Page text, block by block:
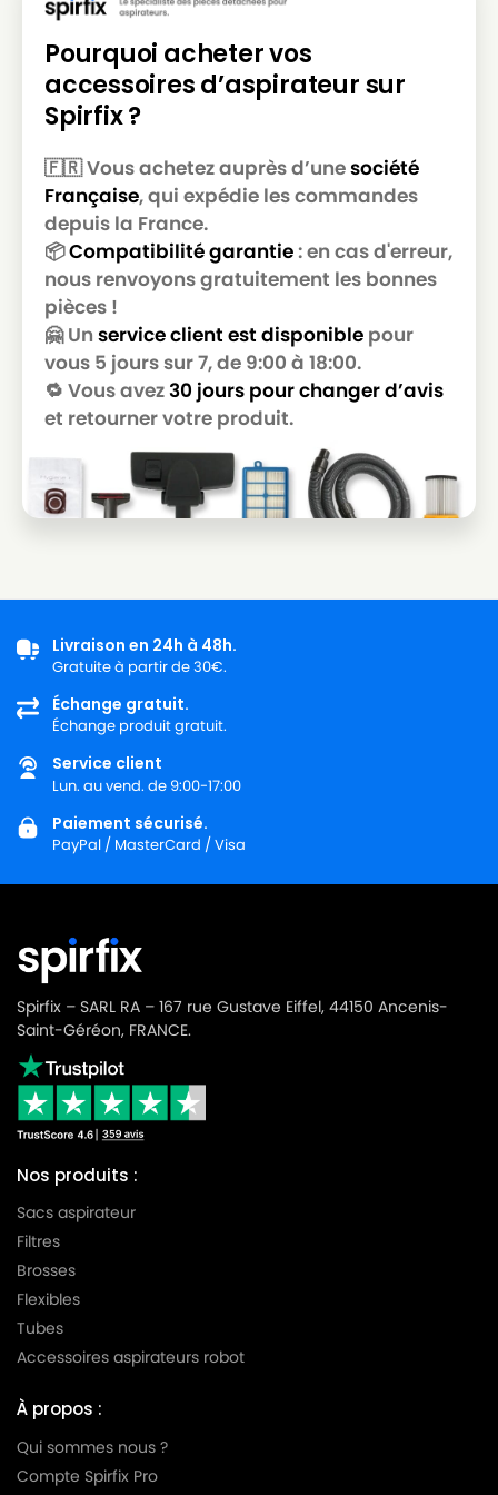
PHILIPS
PHILIPS CITY LINE - FC8438
PHILIPS
PHILIPS CITY LINE - FC8439
PHILIPS
PHILIPS CITY LINE - FC8440
PHILIPS
PHILIPS CITY LINE - FC8441
PHILIPS
PHILIPS CITY LINE - FC8442
PHILIPS
PHILIPS CITY LINE - FC8443
PHILIPS
PHILIPS CITY LINE - FC8444
PHILIPS
PHILIPS CITY LINE - FC8445
PHILIPS
PHILIPS CITY LINE - FC8446
PHILIPS
PHILIPS CITY LINE - FC8447
PHILIPS
PHILIPS CITY LINE - FC8448
PHILIPS
PHILIPS CITY LINE - FC8449
PHILIPS
PHILIPS CITY LINE - HR8370
PHILIPS
PHILIPS CITY LINE - HR8371
PHILIPS
PHILIPS CITY LINE - HR8372
PHILIPS
PHILIPS CITY LINE - HR8373
PHILIPS
PHILIPS CITY LINE - HR8375
PHILIPS
PHILIPS CITY LINE - HR8376
PHILIPS
PHILIPS CITY LINE - HR8378
PHILIPS
PHILIPS CITYLINE VENICE
PHILIPS
PHILIPS
PHILIPS COMPACT GO
PHILIPS
PHILIPS COMPACT GO HARD FLOORS
PHILIPS
PHILIPS EASYLIFE
PHILIPS
PHILIPS
PHILIPS
PHILIPS
PHILIPS EXPRESSION - FC8603
PHILIPS
PHILIPS
PHILIPS EXPRESSION - FC8606
Pourquoi acheter vos
accessoires d’aspirateur sur
Spirfix ?
🇫🇷 Vous achetez auprès d’unesociété
Française, qui expédie les commandes
depuis la France.
📦Compatibilité garantie: en cas d'erreur,
nous renvoyons gratuitement les bonnes
pièces !
🤗 Un service client est disponible pour
vous 5 jours sur 7, de 9:00 à 18:00.
🔁 Vous avez30 jours pour changer d’avis
et retourner votre produit.
Livraison en 24h à 48h.
Gratuite à partir de 30€.
Échange gratuit.
Échange produit gratuit.
Service client
Lun. au vend. de 9:00-17:00
Paiement sécurisé.
PayPal / MasterCard / Visa
Spirfix – SARL RA – 167 rue Gustave Eiffel, 44150 Ancenis-
Saint-Géréon, FRANCE.
Nos produits :
Sacs aspirateur
Filtres
Brosses
Flexibles
Tubes
Accessoires aspirateurs robot
À propos :
Qui sommes nous ?
Compte Spirfix Pro